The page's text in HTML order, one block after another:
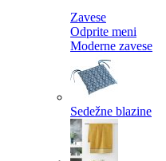
Zavese
Odprite meni
Moderne zavese
Sedežne blazine